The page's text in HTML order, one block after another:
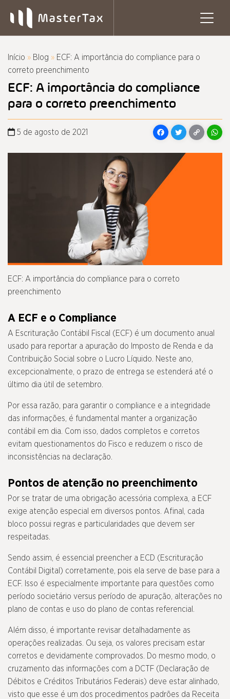
para
Início » Blog » ECF: A importância do compliance para o
correto preenchimento
ECF: A importância do compliance
para o correto preenchimento
5 de agosto de 2021 Facebook
Twitter
Copy
Link
ECF: A importância do compliance para o correto
preenchimento
A ECF e o Compliance
A Escrituração Contábil Fiscal (ECF) é um documento anual
usado para reportar a apuração do Imposto de Renda e da
Contribuição Social sobre o Lucro Líquido. Neste ano,
excepcionalmente, o prazo de entrega se estenderá até o
último dia útil de setembro.
Por essa razão, para garantir o compliance e a integridade
das informações, é fundamental manter a organização
contábil em dia. Com isso, dados completos e corretos
evitam questionamentos do Fisco e reduzem o risco de
inconsistências na declaração.
Pontos de atenção no preenchimento
Por se tratar de uma obrigação acessória complexa, a ECF
exige atenção especial em diversos pontos. Afinal, cada
bloco possui regras e particularidades que devem ser
respeitadas.
Sendo assim, é essencial preencher a ECD (Escrituração
Contábil Digital) corretamente, pois ela serve de base para a
ECF. Isso é especialmente importante para questões como
período societário versus período de apuração, alterações no
plano de contas e uso do plano de contas referencial.
Além disso, é importante revisar detalhadamente as
operações realizadas. Ou seja, os valores precisam estar
corretos e devidamente comprovados. Do mesmo modo, o
cruzamento das informações com a DCTF (Declaração de
Débitos e Créditos Tributários Federais) deve estar alinhado,
visto que esse é um dos procedimentos padrões da Receita